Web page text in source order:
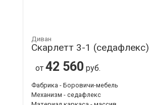
Диван
Скарлетт 3-1 (седафлекс)
от 42 560 руб.
Фабрика - Боровичи-мебель
Механизм - седафлекс